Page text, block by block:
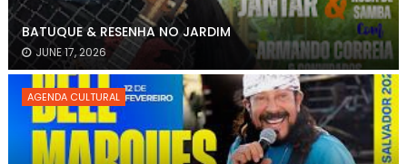
BATUQUE & RESENHA NO JARDIM
JUNE 17, 2026
AGENDA CULTURAL